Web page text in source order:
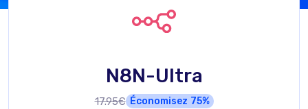
N8N-Ultra
17.95€ Économisez 75%